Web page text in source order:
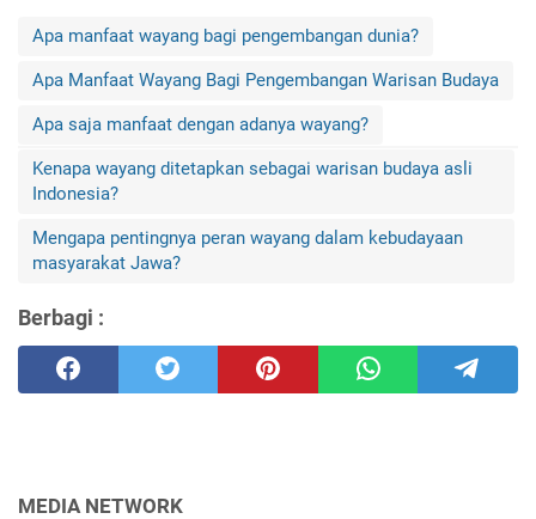
Apa manfaat wayang bagi pengembangan dunia?
Apa Manfaat Wayang Bagi Pengembangan Warisan Budaya
Apa saja manfaat dengan adanya wayang?
Kenapa wayang ditetapkan sebagai warisan budaya asli
Indonesia?
Mengapa pentingnya peran wayang dalam kebudayaan
masyarakat Jawa?
Berbagi :
MEDIA NETWORK